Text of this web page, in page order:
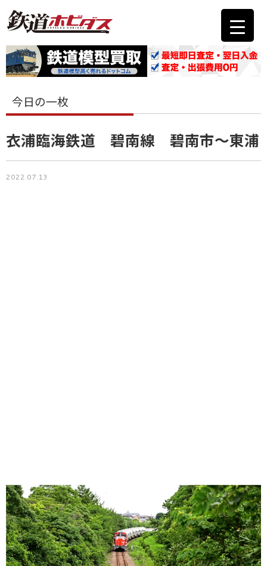
今日の一枚
衣浦臨海鉄道 碧南線 碧南市～東浦
2022.07.13